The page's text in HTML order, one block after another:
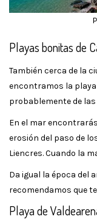
Playas bonitas de
También cerca de la
encontramos la playa
probablemente de
En el mar
erosión del paso de
Liencres. Cuando la
Da igual la época del
recomendamos que
Playa de